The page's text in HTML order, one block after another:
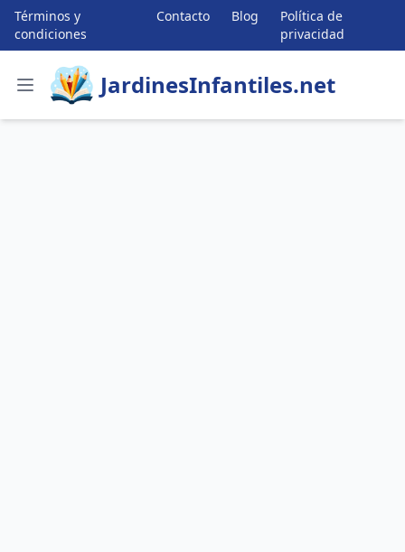
Términos y
condiciones
Contacto Blog
Política de
privacidad
JardinesInfantiles.net